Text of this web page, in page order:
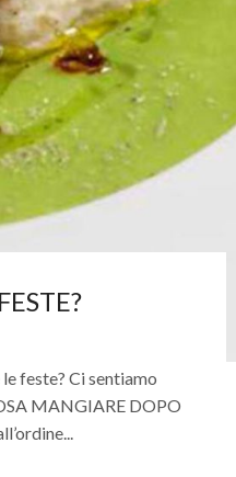
feste? Ci sentiamo
MANGIARE DOPO